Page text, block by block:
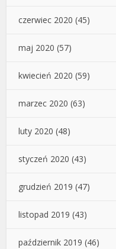
czerwiec 2020 (45)
maj 2020 (57)
kwiecień 2020 (59)
marzec 2020 (63)
luty 2020 (48)
styczeń 2020 (43)
grudzień 2019 (47)
listopad 2019 (43)
październik 2019 (46)